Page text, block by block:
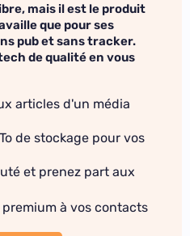
mais il est le produit
que pour ses
pub et sans tracker.
de qualité en vous
articles d'un média
de stockage pour vos
et prenez part aux
à vos contacts